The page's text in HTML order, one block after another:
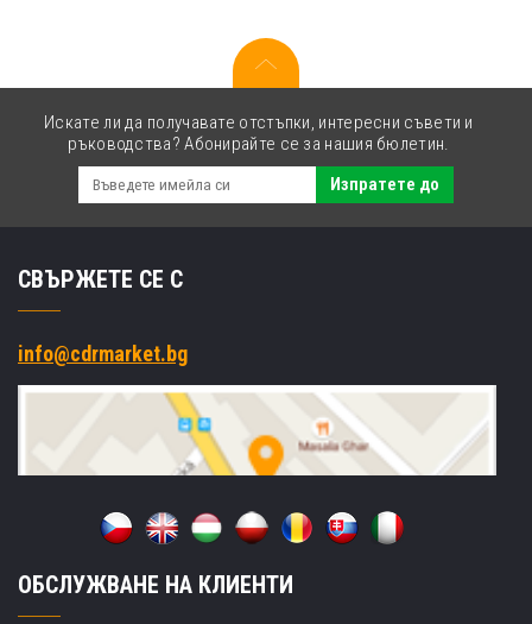
Искате ли да получавате отстъпки, интересни съвети и
ръководства? Абонирайте се за нашия бюлетин.
Изпратете до
СВЪРЖЕТЕ СЕ С
info@cdrmarket.bg
ОБСЛУЖВАНЕ НА КЛИЕНТИ